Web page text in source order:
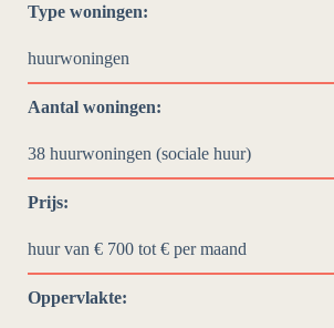
Type woningen:
huurwoningen
Aantal woningen:
38 huurwoningen (sociale huur)
Prijs:
huur van € 700 tot € per maand
Oppervlakte: